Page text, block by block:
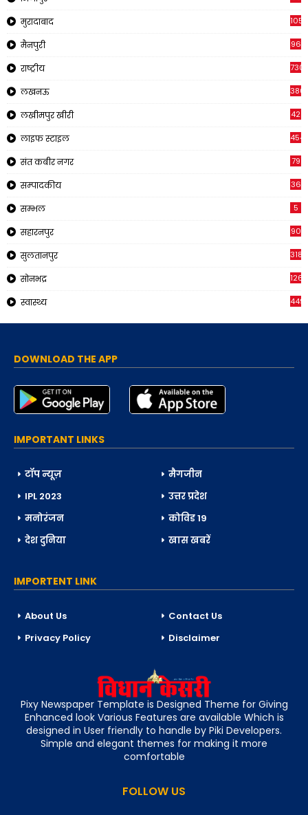
मुरादाबाद 1056
मैनपुरी 96
राष्ट्रीय
लखनऊ
लखीमपुर खीरी 42
लाइफ स्टाइल 454
संत कबीर नगर 79
सम्पादकीय 36
सम्भल 5
सहारनपुर 90
सुलतानपुर 318
सोनभद्र 1266
स्वास्थ्य 449
DOWNLOAD THE APP
IMPORTANT LINKS
टॉप न्यूज़
मैगजीन
IPL 2023
उत्तर प्रदेश
मनोरंजन
कोविड 19
देश दुनिया
खास खबरें
IMPORTENT LINK
About Us
Contact Us
Privacy Policy
Disclaimer
Pixy Newspaper Template is Designed Theme for Giving
Enhanced look Various Features are available Which is
designed in User friendly to handle by Piki Developers.
Simple and elegant themes for making it more
comfortable
FOLLOW US